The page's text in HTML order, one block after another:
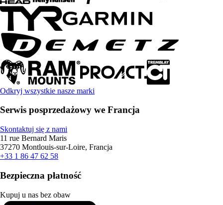
Odkryj wszystkie nasze marki
Serwis posprzedażowy we Francja
Skontaktuj się z nami
11 rue Bernard Maris
37270 Montlouis-sur-Loire, Francja
+33 1 86 47 62 58
Bezpieczna płatność
Kupuj u nas bez obaw